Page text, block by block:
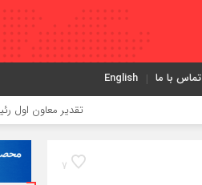
تماس با ما English
تقدیر معاون اول رئیس‌جمهور از مدیرعامل
7